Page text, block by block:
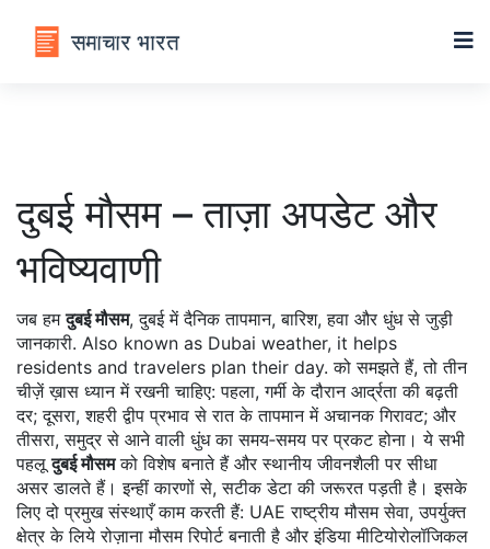
दुबई मौसम – ताज़ा अपडेट और
भविष्यवाणी
जब हमदुबई मौसम,दुबई में दैनिक तापमान, बारिश, हवा और धुंध से जुड़ी
जानकारी. Also known as Dubai weather, it helps
residents and travelers plan their day. को समझते हैं, तो तीन
चीज़ें ख़ास ध्यान में रखनी चाहिए: पहला, गर्मी के दौरान आर्द्रता की बढ़ती
दर; दूसरा, शहरी द्वीप प्रभाव से रात के तापमान में अचानक गिरावट; और
तीसरा, समुद्र से आने वाली धुंध का समय‑समय पर प्रकट होना। ये सभी
पहलूदुबई मौसमको विशेष बनाते हैं और स्थानीय जीवनशैली पर सीधा
असर डालते हैं। इन्हीं कारणों से, सटीक डेटा की जरूरत पड़ती है। इसके
लिए दो प्रमुख संस्थाएँ काम करती हैं: UAE राष्ट्रीय मौसम सेवा,उपर्युक्त
क्षेत्र के लिये रोज़ाना मौसम रिपोर्ट बनाती है औरइंडिया मीटियोरोलॉजिकल